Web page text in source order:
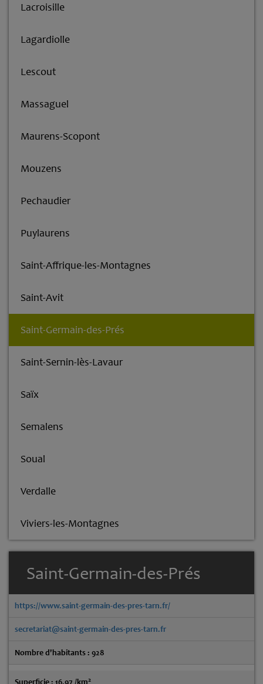
Lacroisille
Lagardiolle
Lescout
Massaguel
Maurens-Scopont
Mouzens
Pechaudier
Puylaurens
Saint-Affrique-les-Montagnes
Saint-Avit
Saint-Germain-des-Prés
Saint-Sernin-lès-Lavaur
Saïx
Semalens
Soual
Verdalle
Viviers-les-Montagnes
Saint-Germain-des-Prés
https://www.saint-germain-des-pres-tarn.fr/
secretariat@saint-germain-des-pres-tarn.fr
Nombre d'habitants : 928
Superficie : 16.97 /km2